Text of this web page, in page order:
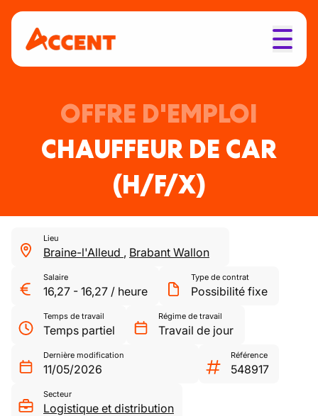
OFFRE D'EMPLOI
CHAUFFEUR DE CAR
(H/F/X)
Lieu
Braine-l'Alleud , Brabant Wallon
Salaire
16,27 - 16,27 / heure
Type de contrat
Possibilité fixe
Temps de travail
Temps partiel
Régime de travail
Travail de jour
Dernière modification
11/05/2026
Référence
548917
Secteur
Logistique et distribution